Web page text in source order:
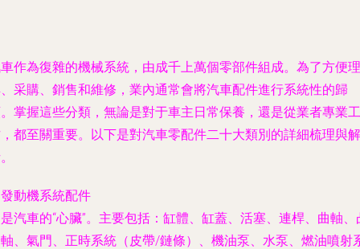
作為復雜的機械系統，由成千上萬個零部件組成。為了方便理
采購、銷售和維修，業內通常會將汽車配件進行系統性的歸
掌握這些分類，無論是對于車主日常保養，還是從業者專業工
都至關重要。以下是對汽車零配件二十大類別的詳細梳理與解
發動機系統配件
汽車的“心臟”。主要包括：缸體、缸蓋、活塞、連桿、曲軸、
、氣門、正時系統（皮帶/鏈條）、機油泵、水泵、燃油噴射